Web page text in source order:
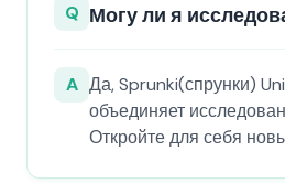
Q Могу ли я
A Да, Sprunki(спрунки)
объединяет
Откройте для себя